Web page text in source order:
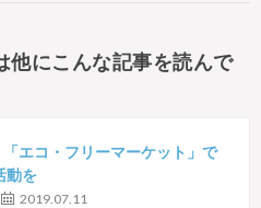
他にこんな記事を読んで
エコ・フリーマーケット」で
動を
2019.07.11